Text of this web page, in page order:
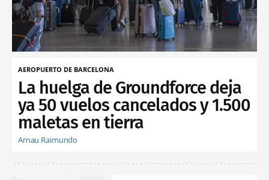
AEROPUERTO DE BARCELONA
La huelga de Groundforce deja
ya 50 vuelos cancelados y 1.500
maletas en tierra
Arnau Raimundo